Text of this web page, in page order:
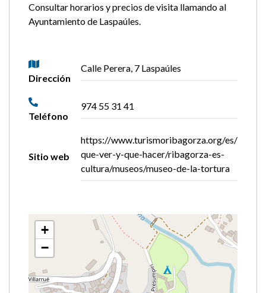
Consultar horarios y precios de visita llamando al
Ayuntamiento de Laspaúles.
Dirección
Calle Perera, 7 Laspaúles
Teléfono
974 55 31 41
Sitio web
https://www.turismoribagorza.org/es/
que-ver-y-que-hacer/ribagorza-es-
cultura/museos/museo-de-la-tortura
+
−